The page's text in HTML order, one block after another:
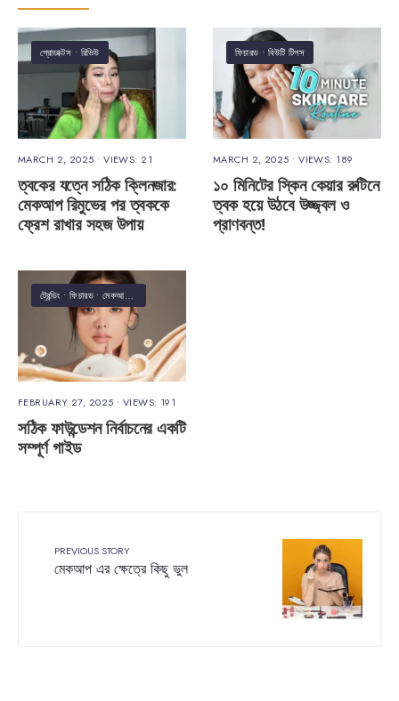
প্রোডাক্টস • রিভিউ
MARCH 2, 2025 •VIEWS: 21
ত্বকের যত্নে সঠিক ক্লিনজার:
মেকআপ রিমুভের পর ত্বককে
ফ্রেশ রাখার সহজ উপায়
ফিচারড •বিউটি টিপস
MARCH 2, 2025 •VIEWS: 189
১০ মিনিটের স্কিন কেয়ার রুটিনে
ত্বক হয়ে উঠবে উজ্জ্বল ও
প্রাণবন্ত!
ট্রেন্ডিং •ফিচারড•মেকআপ •
FEBRUARY 27, 2025 • VIEWS: 191
সঠিক ফাউন্ডেশন নির্বাচনের একটি
সম্পূর্ণ গাইড
PREVIOUS STORY
মেকআপ এর ক্ষেত্রে কিছু ভুল